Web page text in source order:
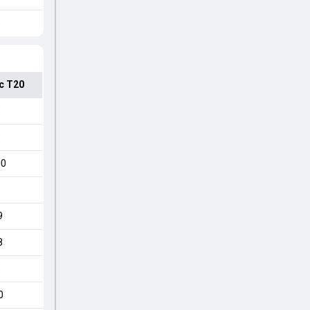
T20